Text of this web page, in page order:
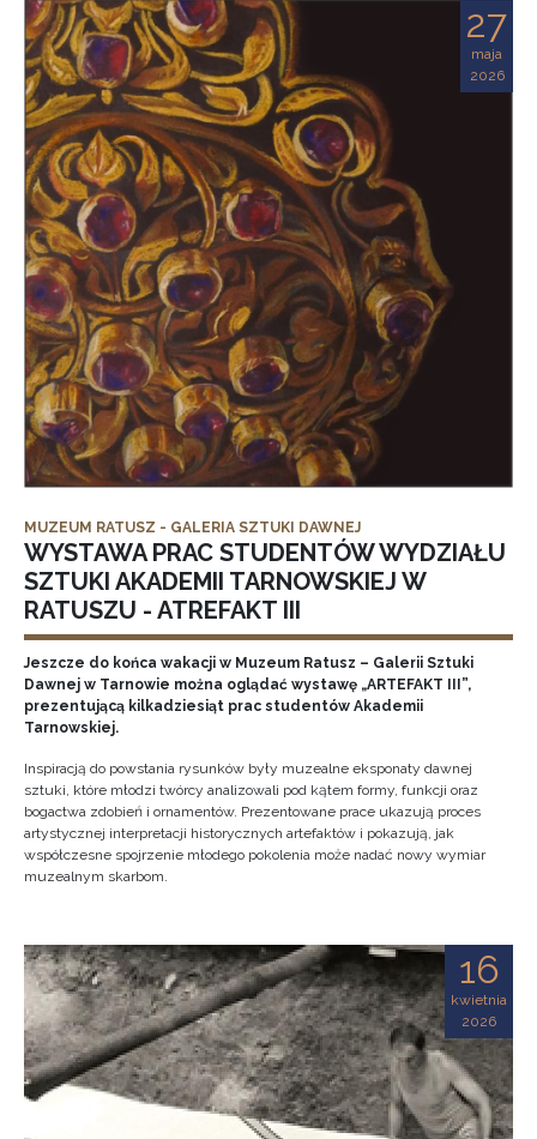
27
maja
2026
MUZEUM RATUSZ - GALERIA SZTUKI DAWNEJ
WYSTAWA PRAC STUDENTÓW WYDZIAŁU
SZTUKI AKADEMII TARNOWSKIEJ W
RATUSZU - ATREFAKT III
Jeszcze do końca wakacji w Muzeum Ratusz – Galerii Sztuki
Dawnej w Tarnowie można oglądać wystawę „ARTEFAKT III”,
prezentującą kilkadziesiąt prac studentów Akademii
Tarnowskiej.
Inspiracją do powstania rysunków były muzealne eksponaty dawnej
sztuki, które młodzi twórcy analizowali pod kątem formy, funkcji oraz
bogactwa zdobień i ornamentów. Prezentowane prace ukazują proces
artystycznej interpretacji historycznych artefaktów i pokazują, jak
współczesne spojrzenie młodego pokolenia może nadać nowy wymiar
muzealnym skarbom.
16
kwietnia
2026